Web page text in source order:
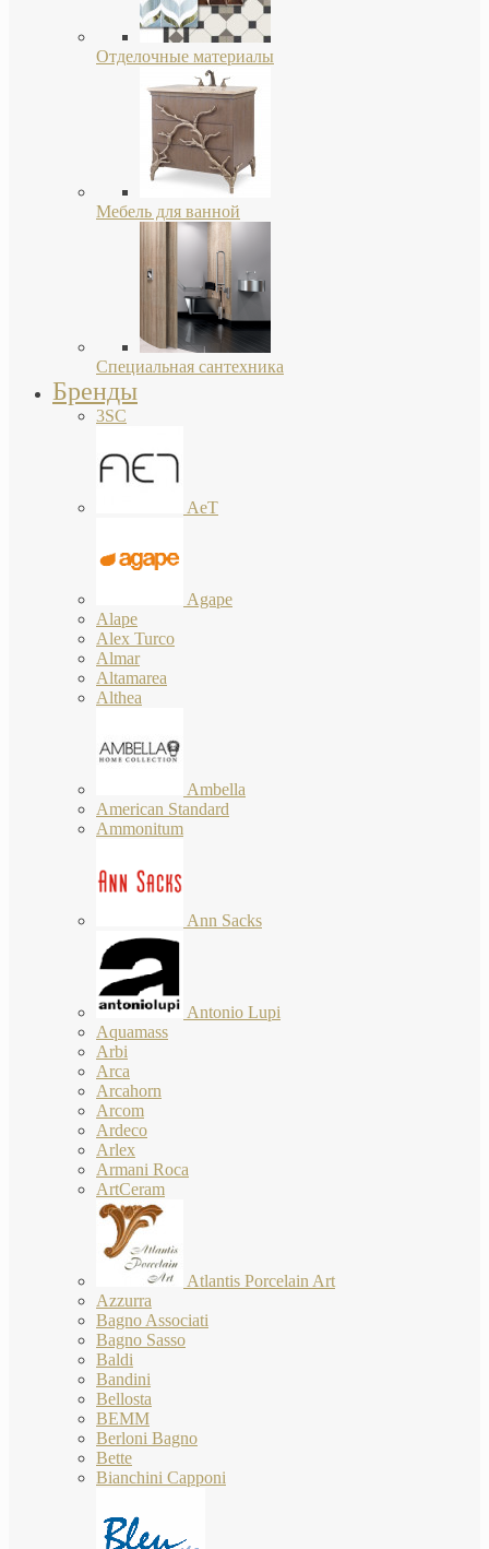
Отделочные материалы
Мебель для ванной
Специальная сантехника
Бренды
3SC
AeT
Agape
Alape
Alex Turco
Almar
Altamarea
Althea
Ambella
American Standard
Ammonitum
Ann Sacks
Antonio Lupi
Aquamass
Arbi
Arca
Arcahorn
Arcom
Ardeco
Arlex
Armani Roca
ArtCeram
Atlantis Porcelain Art
Azzurra
Bagno Associati
Bagno Sasso
Baldi
Bandini
Bellosta
BEMM
Berloni Bagno
Bette
Bianchini Capponi